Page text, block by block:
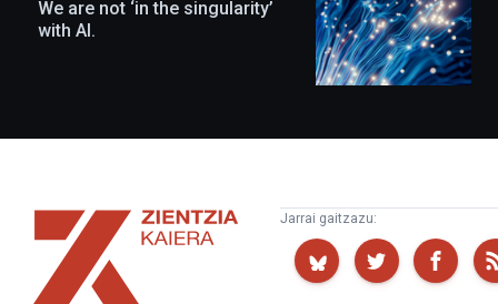
We are not ‘in the singularity’
with AI.
Zientzia
Kaiera
Jarrai gaitzazu: